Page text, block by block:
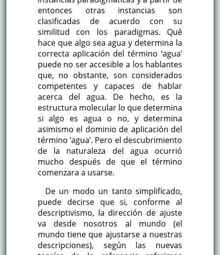
entonces otras instancias son
clasificadas de acuerdo con su
similitud con los paradigmas. Qué
hace que algo sea agua y determina la
correcta aplicación del término ‘agua’
puede no ser accesible a los hablantes
que, no obstante, son considerados
competentes y capaces de hablar
acerca del agua. De hecho, es la
estructura molecular lo que determina
si algo es agua o no, y determina
asimismo el dominio de aplicación del
término ‘agua’. Pero el descubrimiento
de la naturaleza del agua ocurrió
mucho después de que el término
comenzara a usarse.
De un modo un tanto simplificado,
puede decirse que si, conforme al
descriptivismo, la dirección de ajuste
va desde nosotros al mundo (el
mundo tiene que ajustarse a nuestras
descripciones), según las nuevas